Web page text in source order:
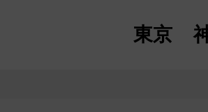
東京